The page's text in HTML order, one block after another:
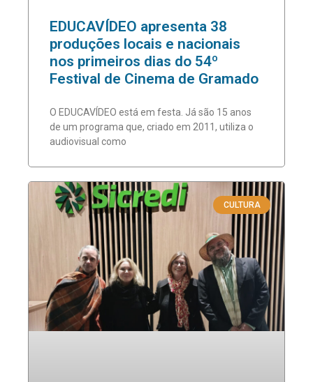
EDUCAVÍDEO apresenta 38
produções locais e nacionais
nos primeiros dias do 54º
Festival de Cinema de Gramado
O EDUCAVÍDEO está em festa. Já são 15 anos
de um programa que, criado em 2011, utiliza o
audiovisual como
CULTURA